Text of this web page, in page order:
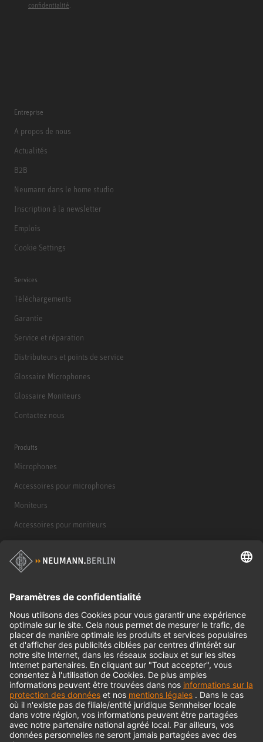
confidentialité.
Entreprise
A propos de nous
Actualités
B2B
Neumann dans le home studio
Inscription à la newsletter
Emplois
Cookie Settings
Services
Téléchargements
Garantie
Service et réparation
Distributeurs et points de service
Glossaire Microphones
Glossaire Moniteurs
Contactez nous
Produits
Microphones
Accessoires pour microphones
Moniteurs
Accessoires pour moniteurs
Produits historiques
© 2018 - 2026Georg Neumann GmbH